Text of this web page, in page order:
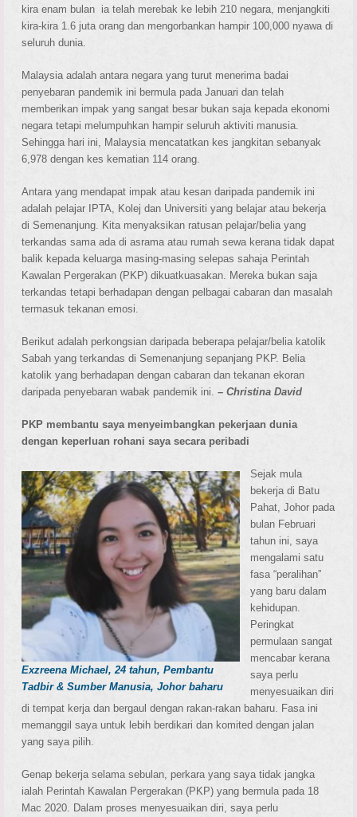
kira enam bulan ia telah merebak ke lebih 210 negara, menjangkiti
kira-kira 1.6 juta orang dan mengorbankan hampir 100,000 nyawa di
seluruh dunia.
Malaysia adalah antara negara yang turut menerima badai
penyebaran pandemik ini bermula pada Januari dan telah
memberikan impak yang sangat besar bukan saja kepada ekonomi
negara tetapi melumpuhkan hampir seluruh aktiviti manusia.
Sehingga hari ini, Malaysia mencatatkan kes jangkitan sebanyak
6,978 dengan kes kematian 114 orang.
Antara yang mendapat impak atau kesan daripada pandemik ini
adalah pelajar IPTA, Kolej dan Universiti yang belajar atau bekerja
di Semenanjung. Kita menyaksikan ratusan pelajar/belia yang
terkandas sama ada di asrama atau rumah sewa kerana tidak dapat
balik kepada keluarga masing-masing selepas sahaja Perintah
Kawalan Pergerakan (PKP) dikuatkuasakan. Mereka bukan saja
terkandas tetapi berhadapan dengan pelbagai cabaran dan masalah
termasuk tekanan emosi.
Berikut adalah perkongsian daripada beberapa pelajar/belia katolik
Sabah yang terkandas di Semenanjung sepanjang PKP. Belia
katolik yang berhadapan dengan cabaran dan tekanan ekoran
daripada penyebaran wabak pandemik ini. – Christina David
PKP membantu saya menyeimbangkan pekerjaan dunia
dengan keperluan rohani saya secara peribadi
Exzreena Michael, 24 tahun, Pembantu
Tadbir & Sumber Manusia, Johor baharu
Sejak mula
bekerja di Batu
Pahat, Johor pada
bulan Februari
tahun ini, saya
mengalami satu
fasa “peralihan”
yang baru dalam
kehidupan.
Peringkat
permulaan sangat
mencabar kerana
saya perlu
menyesuaikan diri
di tempat kerja dan bergaul dengan rakan-rakan baharu. Fasa ini
memanggil saya untuk lebih berdikari dan komited dengan jalan
yang saya pilih.
Genap bekerja selama sebulan, perkara yang saya tidak jangka
ialah Perintah Kawalan Pergerakan (PKP) yang bermula pada 18
Mac 2020. Dalam proses menyesuaikan diri, saya perlu